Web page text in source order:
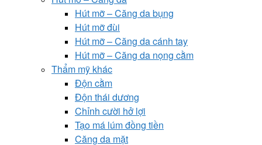
Hút mỡ – Căng da bụng
Hút mỡ đùi
Hút mỡ – Căng da cánh tay
Hút mỡ – Căng da nọng cằm
Thẩm mỹ khác
Độn cằm
Độn thái dương
Chỉnh cười hở lợi
Tạo má lúm đồng tiền
Căng da mặt